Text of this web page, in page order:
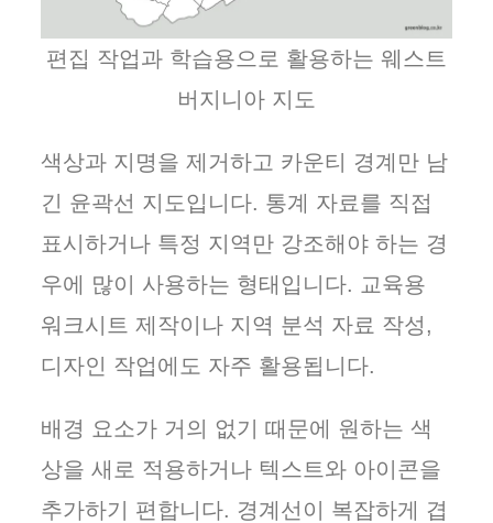
편집 작업과 학습용으로 활용하는 웨스트
버지니아 지도
색상과 지명을 제거하고 카운티 경계만 남
긴 윤곽선 지도입니다. 통계 자료를 직접
표시하거나 특정 지역만 강조해야 하는 경
우에 많이 사용하는 형태입니다. 교육용
워크시트 제작이나 지역 분석 자료 작성,
디자인 작업에도 자주 활용됩니다.
배경 요소가 거의 없기 때문에 원하는 색
상을 새로 적용하거나 텍스트와 아이콘을
추가하기 편합니다. 경계선이 복잡하게 겹